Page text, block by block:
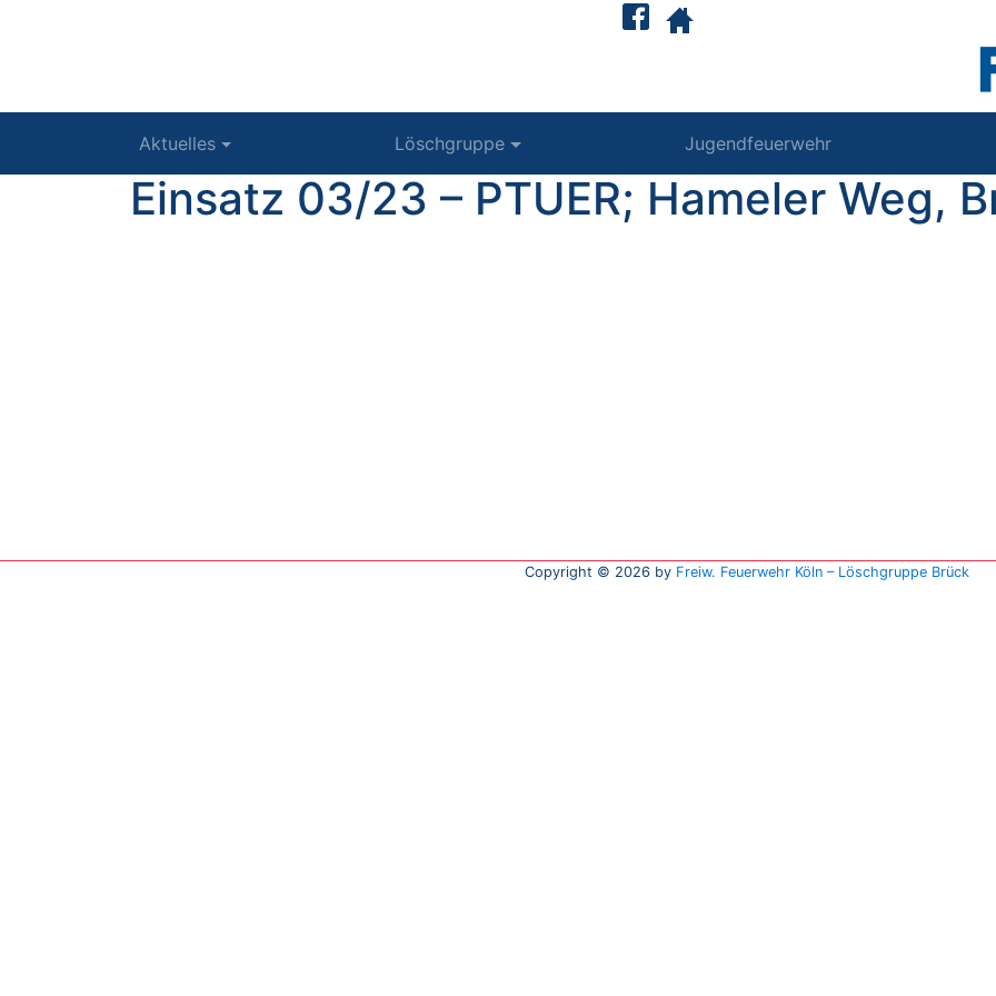
Aktuelles Löschgruppe Jugendfeuerwehr
Einsatz 03/23 – PTUER; Hameler Weg,
Copyright © 2026 by Freiw. Feuerwehr Köln – Löschgruppe Brück